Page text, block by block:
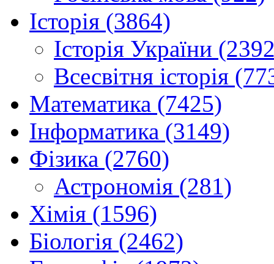
Історія (3864)
Історія України
Всесвітня історія
Математика (7425)
Інформатика (3149)
Фізика (2760)
Астрономія (281)
Хімія (1596)
Біологія (2462)